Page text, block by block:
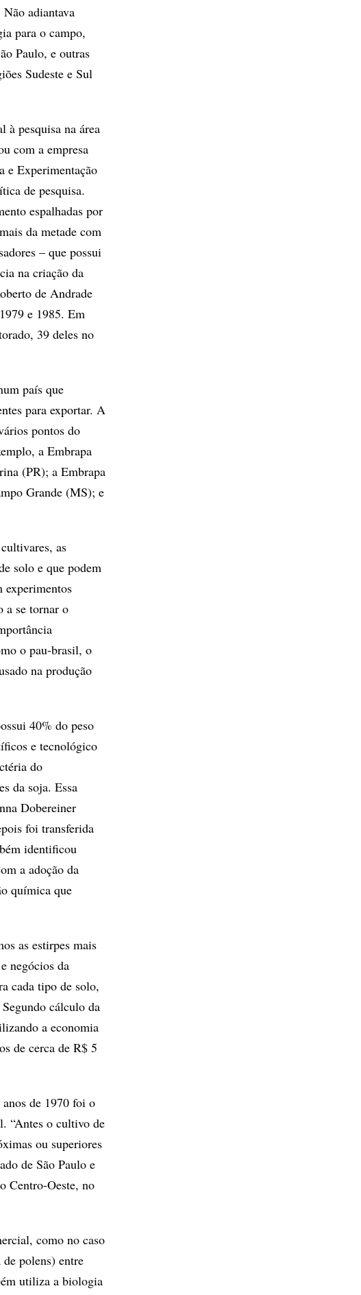
adiantava
para o campo,
Paulo, e outras
Sudeste e Sul
pesquisa na área
com a empresa
e Experimentação
de pesquisa.
espalhadas por
da metade com
– que possui
na criação da
de Andrade
e 1985. Em
39 deles no
país que
para exportar. A
pontos do
a Embrapa
(PR); a Embrapa
Grande (MS); e
as
solo e que podem
experimentos
a se tornar o
o pau-brasil, o
na produção
40% do peso
e tecnológico
do
da soja. Essa
Dobereiner
foi transferida
identificou
a adoção da
química que
as estirpes mais
negócios da
cada tipo de solo,
cálculo da
a economia
de cerca de R$ 5
de 1970 foi o
“Antes o cultivo de
ou superiores
de São Paulo e
Centro-Oeste, no
como no caso
polens) entre
utiliza a biologia